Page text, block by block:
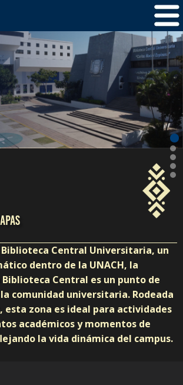
1/5
Biblioteca Central Universitaria, un
dentro de la UNACH, la
Central es un punto de
comunidad universitaria. Rodeada
esta zona es ideal para actividades
académicos y momentos de
la vida dinámica del campus.